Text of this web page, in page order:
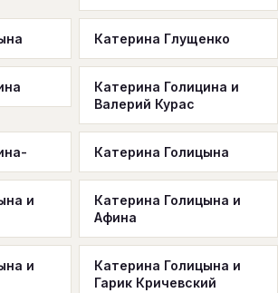
Катерина Глущенко
Катерина Голицина и
Валерий Курас
Катерина Голицына
и
Катерина Голицына и
Афина
и
Катерина Голицына и
Гарик Кричевский